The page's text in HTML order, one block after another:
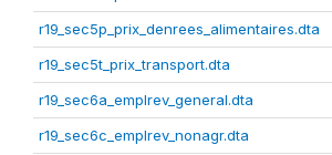
r19_sec5p_prix_denrees_alimentaires.dta
r19_sec5t_prix_transport.dta
r19_sec6a_emplrev_general.dta
r19_sec6c_emplrev_nonagr.dta